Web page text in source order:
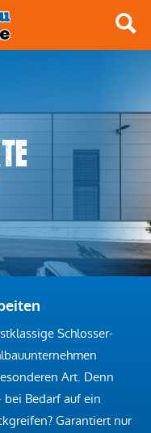
Schlosser-
Art. Denn
Bedarf auf ein
Garantiert nur